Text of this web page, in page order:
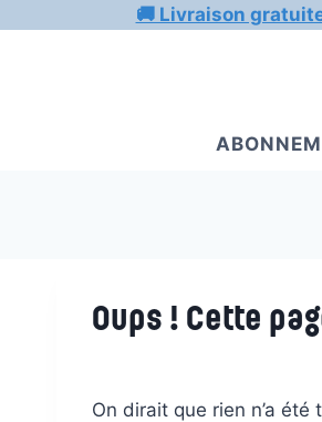
🚚 Livraison
Oups ! Cette
On dirait que rien n’a